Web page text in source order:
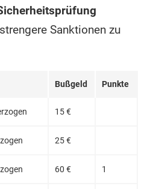
Sanktionen zu
Bußgeld Punkte
15 €
25 €
60 € 1